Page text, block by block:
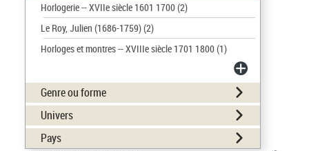
Horlogerie -- XVIIe siècle 1601 1700(2)
Le Roy, Julien (1686-1759)(2)
Horloges et montres -- XVIIIe siècle 1701 1800(1)
Genre ou forme
Univers
Pays